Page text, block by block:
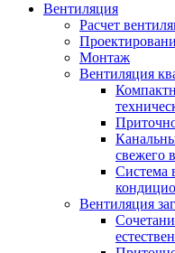
Вентиляция
Расчет
Монтаж
Вентиляция
свежего
Cистема
Вентиляция